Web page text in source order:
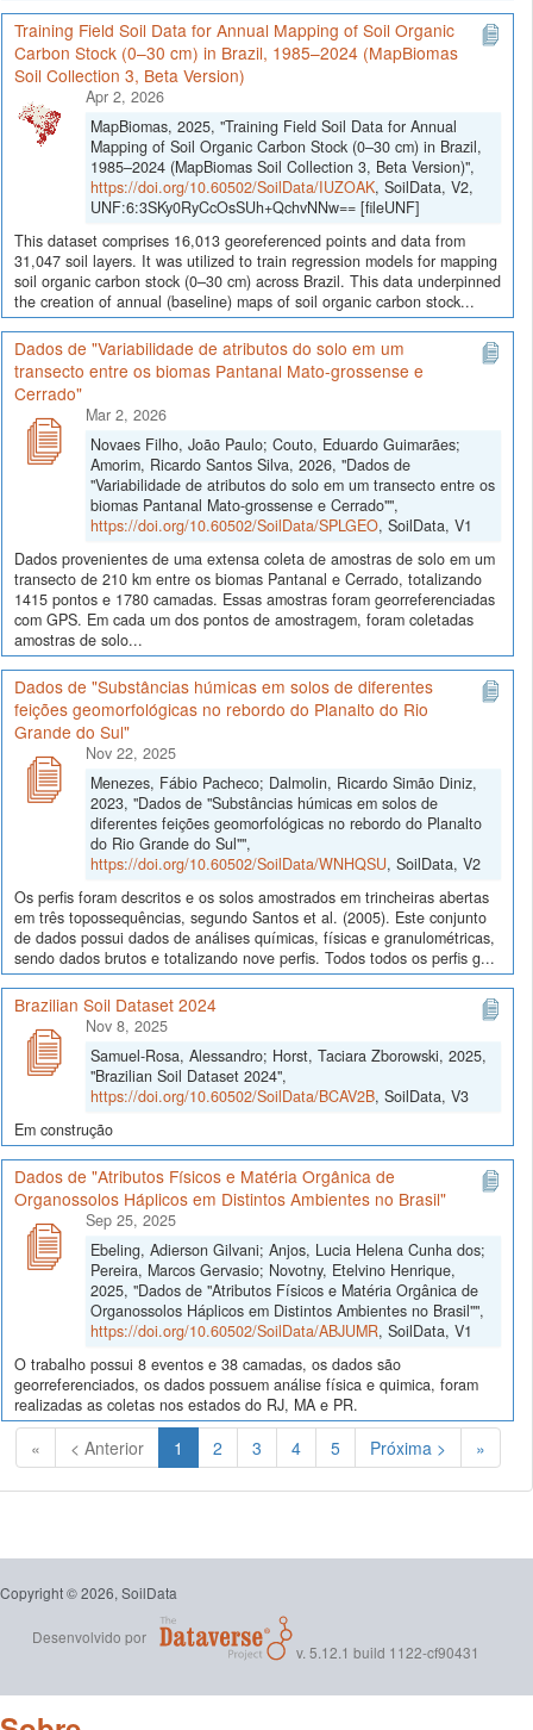
Training Field Soil Data for Annual Mapping of Soil Organic
Carbon Stock (0–30 cm) in Brazil, 1985–2024 (MapBiomas
Soil Collection 3, Beta Version)
Apr 2, 2026
MapBiomas, 2025, "Training Field Soil Data for Annual
Mapping of Soil Organic Carbon Stock (0–30 cm) in Brazil,
1985–2024 (MapBiomas Soil Collection 3, Beta Version)",
https://doi.org/10.60502/SoilData/IUZOAK, SoilData, V2,
UNF:6:3SKy0RyCcOsSUh+QchvNNw== [fileUNF]
This dataset comprises 16,013 georeferenced points and data from
31,047 soil layers. It was utilized to train regression models for mapping
soil organic carbon stock (0–30 cm) across Brazil. This data underpinned
the creation of annual (baseline) maps of soil organic carbon stock...
Dados de "Variabilidade de atributos do solo em um
transecto entre os biomas Pantanal Mato-grossense e
Cerrado"
Mar 2, 2026
Novaes Filho, João Paulo; Couto, Eduardo Guimarães;
Amorim, Ricardo Santos Silva, 2026, "Dados de
"Variabilidade de atributos do solo em um transecto entre os
biomas Pantanal Mato-grossense e Cerrado"",
https://doi.org/10.60502/SoilData/SPLGEO, SoilData, V1
Dados provenientes de uma extensa coleta de amostras de solo em um
transecto de 210 km entre os biomas Pantanal e Cerrado, totalizando
1415 pontos e 1780 camadas. Essas amostras foram georreferenciadas
com GPS. Em cada um dos pontos de amostragem, foram coletadas
amostras de solo...
Dados de "Substâncias húmicas em solos de diferentes
feições geomorfológicas no rebordo do Planalto do Rio
Grande do Sul"
Nov 22, 2025
Menezes, Fábio Pacheco; Dalmolin, Ricardo Simão Diniz,
2023, "Dados de "Substâncias húmicas em solos de
diferentes feições geomorfológicas no rebordo do Planalto
do Rio Grande do Sul"",
https://doi.org/10.60502/SoilData/WNHQSU, SoilData, V2
Os perfis foram descritos e os solos amostrados em trincheiras abertas
em três topossequências, segundo Santos et al. (2005). Este conjunto
de dados possui dados de análises químicas, físicas e granulométricas,
sendo dados brutos e totalizando nove perfis. Todos todos os perfis g...
Brazilian Soil Dataset 2024
Nov 8, 2025
Samuel-Rosa, Alessandro; Horst, Taciara Zborowski, 2025,
"Brazilian Soil Dataset 2024",
https://doi.org/10.60502/SoilData/BCAV2B, SoilData, V3
Em construção
Dados de "Atributos Físicos e Matéria Orgânica de
Organossolos Háplicos em Distintos Ambientes no Brasil"
Sep 25, 2025
Ebeling, Adierson Gilvani; Anjos, Lucia Helena Cunha dos;
Pereira, Marcos Gervasio; Novotny, Etelvino Henrique,
2025, "Dados de "Atributos Físicos e Matéria Orgânica de
Organossolos Háplicos em Distintos Ambientes no Brasil"",
https://doi.org/10.60502/SoilData/ABJUMR, SoilData, V1
O trabalho possui 8 eventos e 38 camadas, os dados são
georreferenciados, os dados possuem análise física e quimica, foram
realizadas as coletas nos estados do RJ, MA e PR.
« < Anterior 1 (Atual)
2 3 4 5 Próxima > »
Copyright © 2026, SoilData
Desenvolvido por
v. 5.12.1 build 1122-cf90431